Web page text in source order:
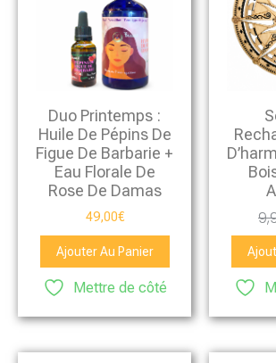
Duo Printemps :
Huile De Pépins De
Figue De Barbarie +
Eau Florale De
Rose De Damas
49,00€
Ajouter Au Panier
Mettre de côté